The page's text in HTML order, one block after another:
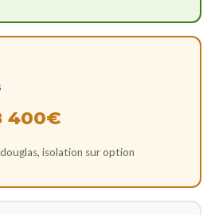
400€
isolation sur option